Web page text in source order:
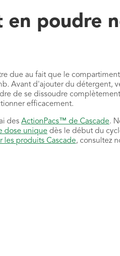
poudre
due au fait que le
Avant d'ajouter du détergent,
de se dissoudre
efficacement.
des ActionPacs™ de Cascade.
dose unique dès le début du
les produits Cascade, consultez